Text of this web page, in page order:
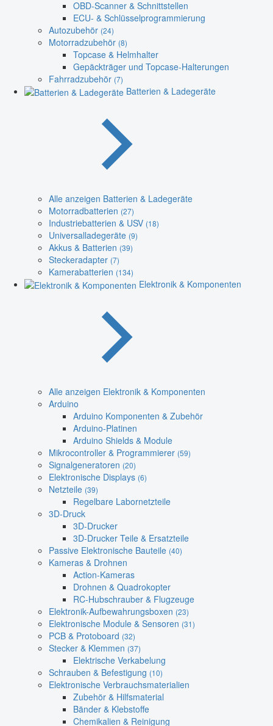
OBD-Scanner & Schnittstellen
ECU- & Schlüsselprogrammierung
Autozubehör (24)
Motorradzubehör (8)
Topcase & Helmhalter
Gepäckträger und Topcase-Halterungen
Fahrradzubehör (7)
Batterien & Ladegeräte
Alle anzeigen Batterien & Ladegeräte
Motorradbatterien (27)
Industriebatterien & USV (18)
Universalladegeräte (9)
Akkus & Batterien (39)
Steckeradapter (7)
Kamerabatterien (134)
Elektronik & Komponenten
Alle anzeigen Elektronik & Komponenten
Arduino
Arduino Komponenten & Zubehör
Arduino-Platinen
Arduino Shields & Module
Mikrocontroller & Programmierer (59)
Signalgeneratoren (20)
Elektronische Displays (6)
Netzteile (39)
Regelbare Labornetzteile
3D-Druck
3D-Drucker
3D-Drucker Teile & Ersatzteile
Passive Elektronische Bauteile (40)
Kameras & Drohnen
Action-Kameras
Drohnen & Quadrokopter
RC-Hubschrauber & Flugzeuge
Elektronik-Aufbewahrungsboxen (23)
Elektronische Module & Sensoren (31)
PCB & Protoboard (32)
Stecker & Klemmen (37)
Elektrische Verkabelung
Schrauben & Befestigung (10)
Elektronische Verbrauchsmaterialien
Zubehör & Hilfsmaterial
Bänder & Klebstoffe
Chemikalien & Reinigung